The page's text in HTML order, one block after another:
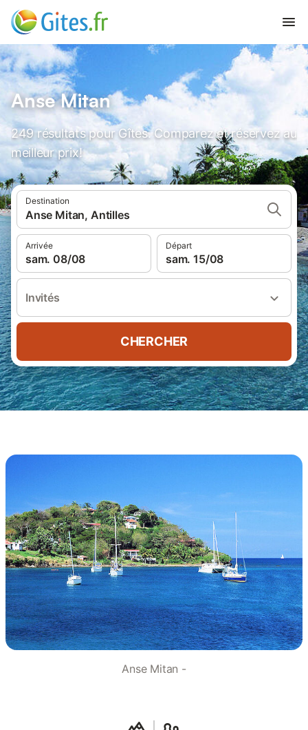
Anse Mitan
249 résultats pour Gîtes. Comparez et réservez au
meilleur prix!
Destination
Anse Mitan, Antilles
Arrivée
sam. 08/08
Départ
sam. 15/08
Invités
CHERCHER
Anse Mitan -